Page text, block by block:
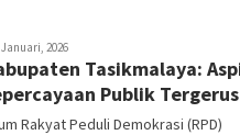
Januari, 2026
Tasikmalaya:
Publik Tergerus
Rakyat Peduli Demokrasi (RPD)